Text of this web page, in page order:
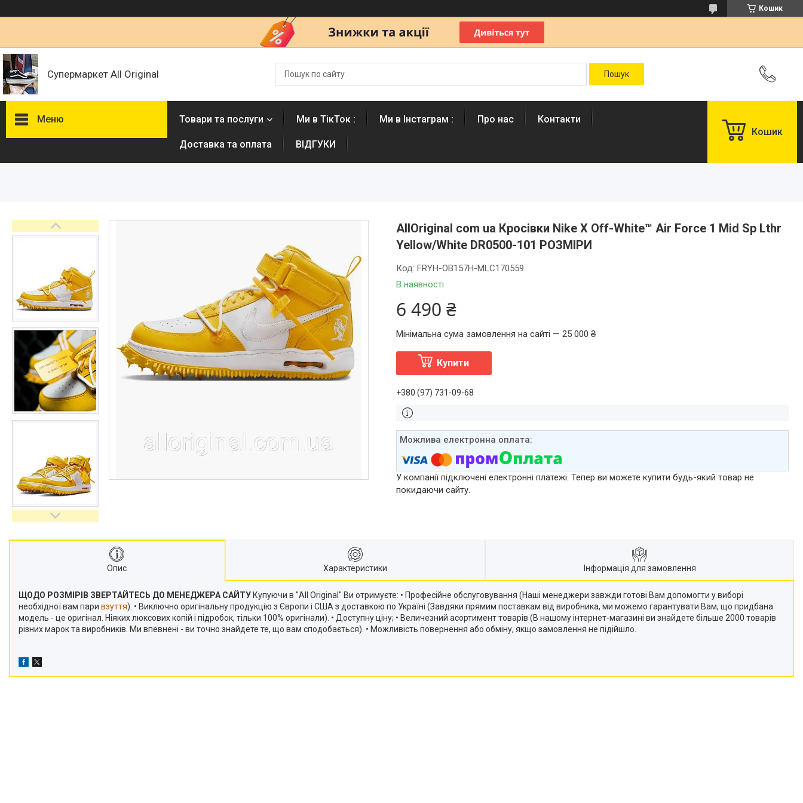
Кошик
Супермаркет All Original
Меню Товари та послуги Ми в ТікТок : Ми в Інстаграм : Про нас Контакти
Доставка та оплата ВІДГУКИ
Кошик
AllOriginal com ua Кросівки Nike X Off-White™ Air Force 1 Mid Sp Lthr
Yellow/White DR0500-101 РОЗМІРИ
В наявності
Код: FRYH-OB157H-MLC170559
6 490 ₴
Мінімальна сума замовлення на сайті — 25 000 ₴
Купити
+380 (97) 731-09-68
У компанії підключені електронні платежі. Тепер ви можете купити будь-який товар не
покидаючи сайту.
Опис Характеристики Інформація для замовлення
ЩОДО РОЗМІРІВ ЗВЕРТАЙТЕСЬ ДО МЕНЕДЖЕРА САЙТУ Купуючи в "All Original" Ви отримуєте: • Професійне обслуговування (Наші менеджери завжди готові Вам допомогти у виборі
необхідної вам пари взуття). • Виключно оригінальну продукцію з Європи і США з доставкою по Україні (Завдяки прямим поставкам від виробника, ми можемо гарантувати Вам, що придбана
модель - це оригінал. Ніяких люксових копій і підробок, тільки 100% оригінали). • Доступну ціну; • Величезний асортимент товарів (В нашому інтернет-магазині ви знайдете більше 2000 товарів
різних марок та виробників. Ми впевнені - ви точно знайдете те, що вам сподобається). • Можливість повернення або обміну, якщо замовлення не підійшло.